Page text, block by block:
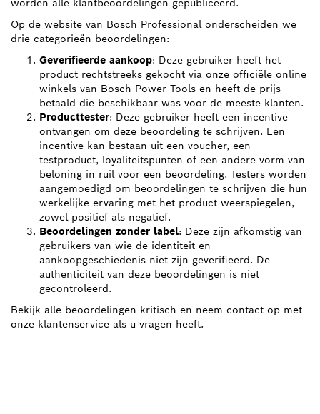
worden alle klantbeoordelingen gepubliceerd.
Op de website van Bosch Professional onderscheiden we
drie categorieën beoordelingen:
Geverifieerde aankoop: Deze gebruiker heeft het
product rechtstreeks gekocht via onze officiële online
winkels van Bosch Power Tools en heeft de prijs
betaald die beschikbaar was voor de meeste klanten.
Producttester: Deze gebruiker heeft een incentive
ontvangen om deze beoordeling te schrijven. Een
incentive kan bestaan uit een voucher, een
testproduct, loyaliteitspunten of een andere vorm van
beloning in ruil voor een beoordeling. Testers worden
aangemoedigd om beoordelingen te schrijven die hun
werkelijke ervaring met het product weerspiegelen,
zowel positief als negatief.
Beoordelingen zonder label: Deze zijn afkomstig van
gebruikers van wie de identiteit en
aankoopgeschiedenis niet zijn geverifieerd. De
authenticiteit van deze beoordelingen is niet
gecontroleerd.
Bekijk alle beoordelingen kritisch en neem contact op met
onze klantenservice als u vragen heeft.